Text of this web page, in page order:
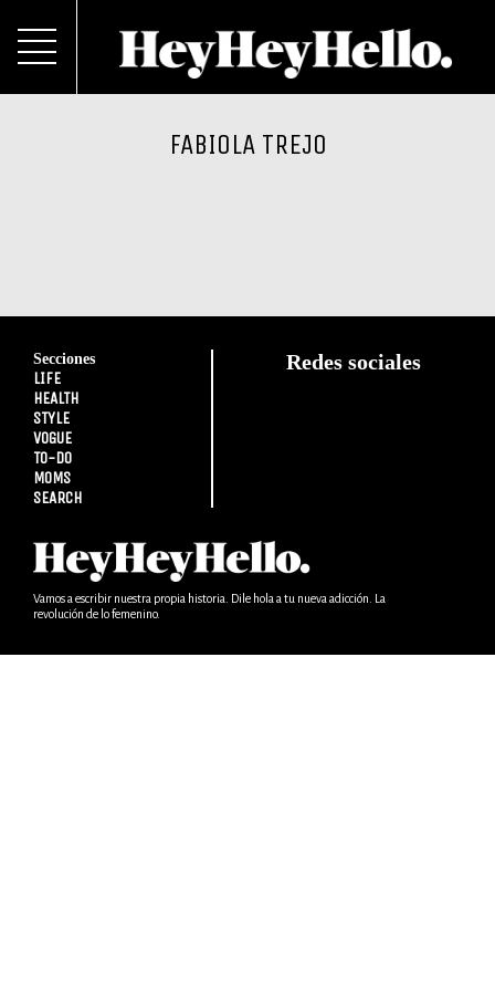
FABIOLA TREJO
Secciones
LIFE
HEALTH
STYLE
VOGUE
TO-DO
MOMS
SEARCH
Redes sociales
Vamos a escribir nuestra propia historia. Dile hola a tu nueva adicción. La
revolución de lo femenino.